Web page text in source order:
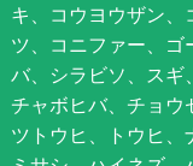
キ、コウヨウザン
ツ、コニファー、ゴ
バ、シラビソ、スギ
チャボヒバ、チョウ
ツトウヒ、トウヒ